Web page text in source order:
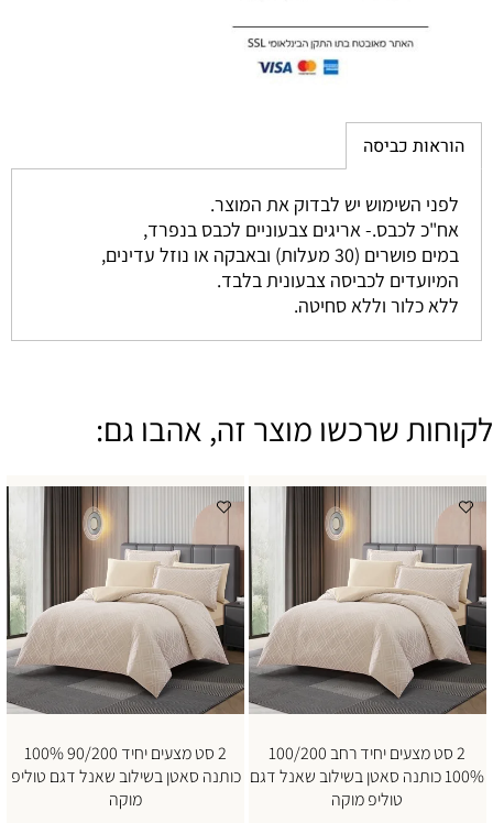
הוראות כביסה
לפני השימוש יש לבדוק את המוצר.
אח"כ לכבס.- אריגים צבעוניים לכבס בנפרד,
במים פושרים (30 מעלות) ובאבקה או נוזל עדינים,
המיועדים לכביסה צבעונית בלבד.
ללא כלור וללא סחיטה.
לקוחות שרכשו מוצר זה, אהבו גם:
2 סט מצעים יחיד רחב 100/200
100% כותנה סאטן בשילוב שאנל דגם
טוליפ מוקה
2 סט מצעים יחיד 90/200 100%
כותנה סאטן בשילוב שאנל דגם טוליפ
מוקה